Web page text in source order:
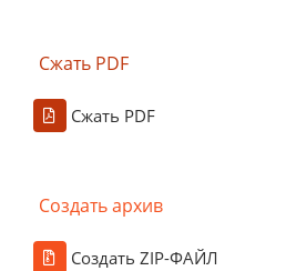
Сжать PDF
Сжать PDF
Создать архив
Создать ZIP-ФАЙЛ